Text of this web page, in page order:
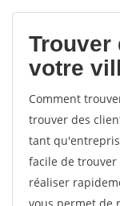
Trouver
votre
Comment
trouver des
tant
facile de
réaliser